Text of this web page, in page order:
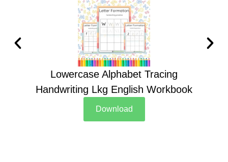
Lowercase Alphabet Tracing
Handwriting Lkg English Workbook
Download